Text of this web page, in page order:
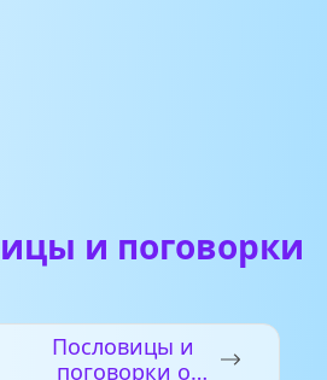
и поговорки
Пословицы и
поговорки о